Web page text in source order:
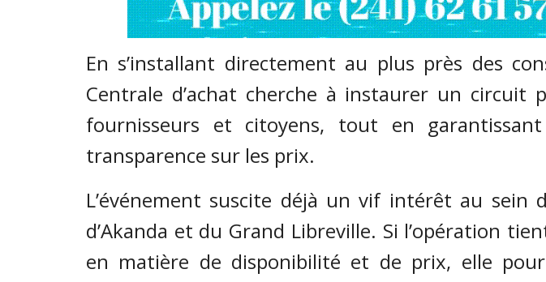
En s’installant directement au plus près des
Centrale d’achat cherche à instaurer un circuit
fournisseurs et citoyens, tout en
transparence sur les prix.
L’événement suscite déjà un vif intérêt au sein
d’Akanda et du Grand Libreville. Si l’opération
en matière de disponibilité et de prix, elle